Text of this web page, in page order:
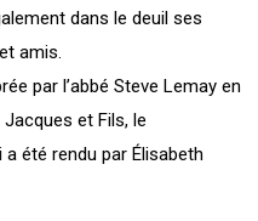
dans le deuil ses
amis.
par l’abbé Steve Lemay en
et Fils, le
été rendu par Élisabeth